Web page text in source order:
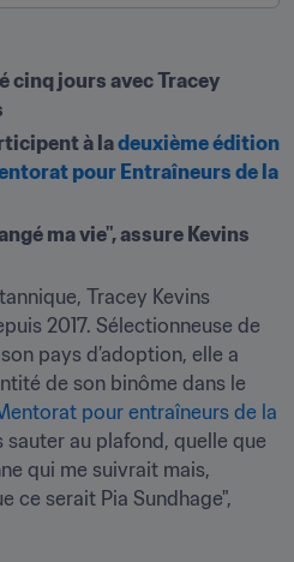
cinq jours avec Tracey
à la deuxième édition
pour Entraîneurs de la
ma vie", assure Kevins
Tracey Kevins
2017. Sélectionneuse de
pays d’adoption, elle a
de son binôme dans le
pour entraîneurs de la
sauter au plafond, quelle que
qui me suivrait mais,
ce serait Pia Sundhage",